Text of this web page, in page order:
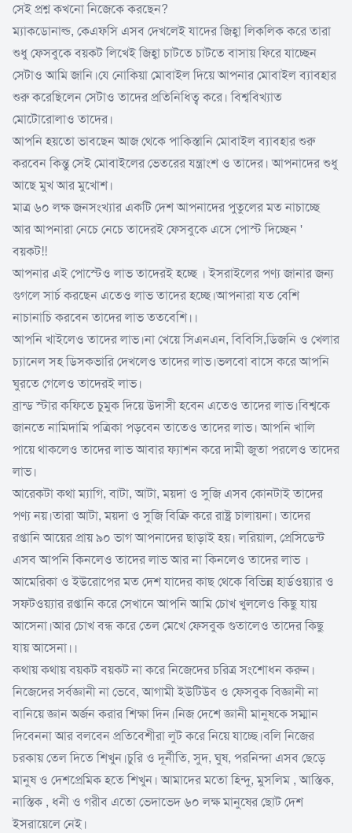
সেই প্রশ্ন কখনো নিজেকে করছেন?
ম্যাকডোনাল্ড, কেএফসি এসব দেখলেই যাদের জিহ্বা লিকলিক করে তারা
শুধু ফেসবুকে বয়কট লিখেই জিহ্বা চাটতে চাটতে বাসায় ফিরে যাচ্ছেন
সেটাও আমি জানি।যে নোকিয়া মোবাইল দিয়ে আপনার মোবাইল ব্যাবহার
শুরু করেছিলেন সেটাও তাদের প্রতিনিধিত্ব করে। বিশ্ববিখ্যাত
মোটোরোলাও তাদের।
আপনি হয়তো ভাবছেন আজ থেকে পাকিস্তানি মোবাইল ব্যাবহার শুরু
করবেন কিন্তু সেই মোবাইলের ভেতরের যন্ত্রাংশ ও তাদের। আপনাদের শুধু
আছে মুখ আর মুখোশ।
মাত্র ৬০ লক্ষ জনসংখ্যার একটি দেশ আপনাদের পুতুলের মত নাচাচ্ছে
আর আপনারা নেচে নেচে তাদেরই ফেসবুকে এসে পোস্ট দিচ্ছেন '
বয়কট!!
আপনার এই পোস্টেও লাভ তাদেরই হচ্ছে । ইসরাইলের পণ্য জানার জন্য
গুগলে সার্চ করছেন এতেও লাভ তাদের হচ্ছে।আপনারা যত বেশি
নাচানাচি করবেন তাদের লাভ ততবেশি।।
আপনি খাইলেও তাদের লাভ।না খেয়ে সিএনএন, বিবিসি,ডিজনি ও খেলার
চ্যানেল সহ ডিসকভারি দেখলেও তাদের লাভ।ভলবো বাসে করে আপনি
ঘুরতে গেলেও তাদেরই লাভ।
ব্রান্ড স্টার কফিতে চুমুক দিয়ে উদাসী হবেন এতেও তাদের লাভ।বিশ্বকে
জানতে নামিদামি পত্রিকা পড়বেন তাতেও তাদের লাভ। আপনি খালি
পায়ে থাকলেও তাদের লাভ আবার ফ্যাশন করে দামী জুতা পরলেও তাদের
লাভ।
আরেকটা কথা ম্যাগি, বাটা, আটা, ময়দা ও সুজি এসব কোনটাই তাদের
পণ্য নয়।তারা আটা, ময়দা ও সুজি বিক্রি করে রাষ্ট্র চালায়না। তাদের
রপ্তানি আয়ের প্রায় ৯০ ভাগ আপনাদের ছাড়াই হয়। লরিয়াল, প্রেসিডেন্ট
এসব আপনি কিনলেও তাদের লাভ আর না কিনলেও তাদের লাভ ।
আমেরিকা ও ইউরোপের মত দেশ যাদের কাছ থেকে বিভিন্ন হার্ডওয়্যার ও
সফটওয়্যার রপ্তানি করে সেখানে আপনি আমি চোখ খুললেও কিছু যায়
আসেনা।আর চোখ বন্ধ করে তেল মেখে ফেসবুক গুতালেও তাদের কিছু
যায় আসেনা।।
কথায় কথায় বয়কট বয়কট না করে নিজেদের চরিত্র সংশোধন করুন।
নিজেদের সর্বজ্ঞানী না ভেবে, আগামী ইউটিউব ও ফেসবুক বিজ্ঞানী না
বানিয়ে জ্ঞান অর্জন করার শিক্ষা দিন।নিজ দেশে জ্ঞানী মানুষকে সম্মান
দিবেননা আর বলবেন প্রতিবেশীরা লুট করে নিয়ে যাচ্ছে।বলি নিজের
চরকায় তেল দিতে শিখুন।চুরি ও দূর্নীতি, সুদ, ঘুষ, পরনিন্দা এসব ছেড়ে
মানুষ ও দেশপ্রেমিক হতে শিখুন। আমাদের মতো হিন্দু, মুসলিম , আস্তিক,
নাস্তিক , ধনী ও গরীব এতো ভেদাভেদ ৬০ লক্ষ মানুষের ছোট দেশ
ইসরায়েলে নেই।